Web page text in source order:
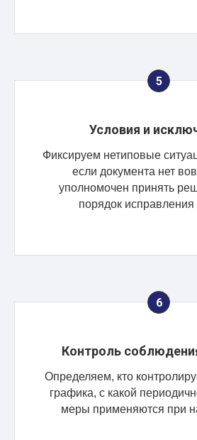
Условия и
Фиксируем нетиповые
если документа нет
уполномочен принять
порядок
Контроль
Определяем, кто
графика, с какой
меры применяются при